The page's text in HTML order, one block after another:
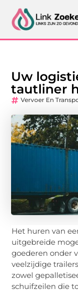
Uw
tautliner
Vervoer En
Het huren van
uitgebreide
goederen onder
veelzijdige
zowel
schuifzeilen die